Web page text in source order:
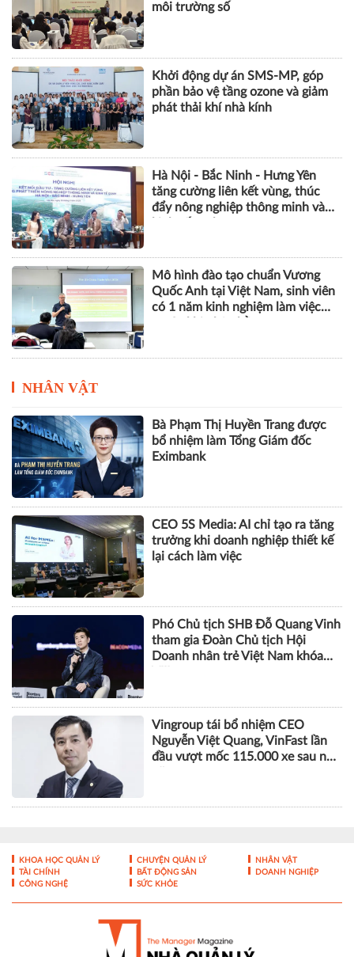
môi trường số
Khởi động dự án SMS-MP, góp
phần bảo vệ tầng ozone và giảm
phát thải khí nhà kính
Hà Nội - Bắc Ninh - Hưng Yên
tăng cường liên kết vùng, thúc
đẩy nông nghiệp thông minh và
Mô hình đào tạo chuẩn Vương
Quốc Anh tại Việt Nam, sinh viên
có 1 năm kinh nghiệm làm việc
NHÂN VẬT
Bà Phạm Thị Huyền Trang được
bổ nhiệm làm Tổng Giám đốc
Eximbank
CEO 5S Media: AI chỉ tạo ra tăng
trưởng khi doanh nghiệp thiết kế
lại cách làm việc
Phó Chủ tịch SHB Đỗ Quang Vinh
tham gia Đoàn Chủ tịch Hội
Doanh nhân trẻ Việt Nam khóa
Vingroup tái bổ nhiệm CEO
Nguyễn Việt Quang, VinFast lần
đầu vượt mốc 115.000 xe sau nửa
KHOA HỌC QUẢN LÝ CHUYỆN QUẢN LÝ
NHÂN VẬT
TÀI CHÍNH
BẤT ĐỘNG SẢN
DOANH NGHIỆP
CÔNG NGHỆ
SỨC KHỎE